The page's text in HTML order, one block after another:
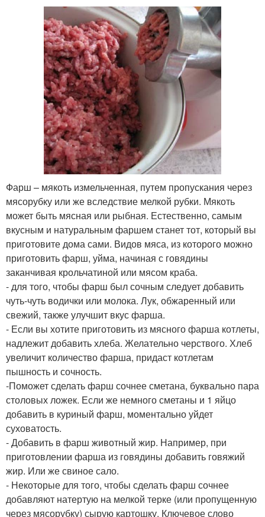
Фарш – мякоть измельченная, путем пропускания через
мясорубку или же вследствие мелкой рубки. Мякоть
может быть мясная или рыбная. Естественно, самым
вкусным и натуральным фаршем станет тот, который вы
приготовите дома сами. Видов мяса, из которого можно
приготовить фарш, уйма, начиная с говядины
заканчивая крольчатиной или мясом краба.
- для того, чтобы фарш был сочным следует добавить
чуть-чуть водички или молока. Лук, обжаренный или
свежий, также улучшит вкус фарша.
- Если вы хотите приготовить из мясного фарша котлеты,
надлежит добавить хлеба. Желательно черствого. Хлеб
увеличит количество фарша, придаст котлетам
пышность и сочность.
-Поможет сделать фарш сочнее сметана, буквально пара
столовых ложек. Если же немного сметаны и 1 яйцо
добавить в куриный фарш, моментально уйдет
суховатость.
- Добавить в фарш животный жир. Например, при
приготовлении фарша из говядины добавить говяжий
жир. Или же свиное сало.
- Некоторые для того, чтобы сделать фарш сочнее
добавляют натертую на мелкой терке (или пропущенную
через мясорубку) сырую картошку. Ключевое слово